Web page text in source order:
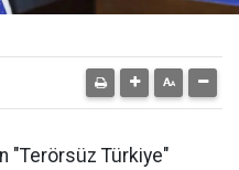
"Terörsüz Türkiye"